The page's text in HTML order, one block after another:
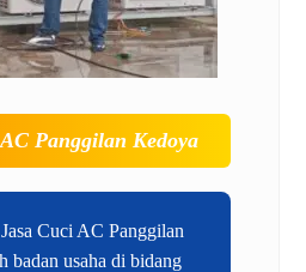
Panggilan Kedoya
Cuci AC Panggilan
badan usaha di bidang